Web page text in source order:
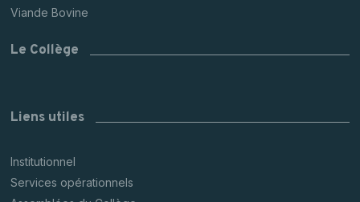
Viande Bovine
Le Collège
Liens utiles
Institutionnel
Services opérationnels